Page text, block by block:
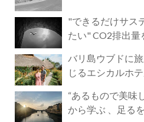
"できるだけサス
たい" CO2排出量
バリ島ウブドに
じるエシカルホ
“あるもので美味
から学ぶ 、足る